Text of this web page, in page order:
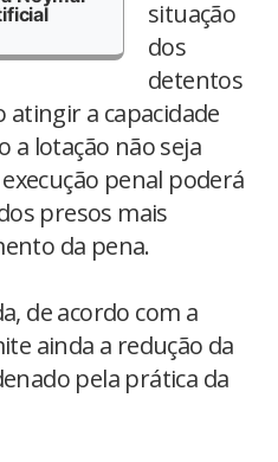
situação
dos
detentos
a capacidade
a lotação não seja
penal poderá
presos mais
da pena.
de acordo com a
ainda a redução da
pela prática da